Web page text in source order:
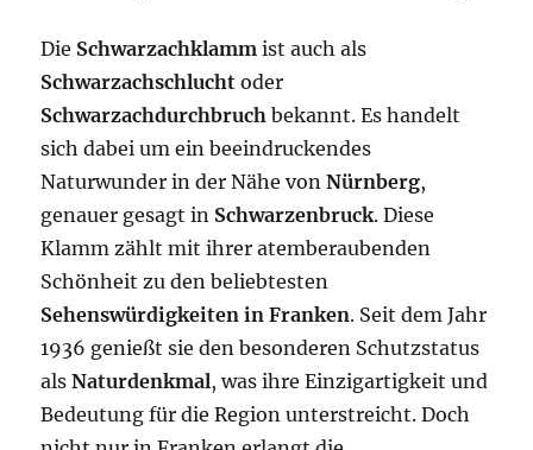
Die Schwarzachklamm ist auch als
Schwarzachschlucht oder
Schwarzachdurchbruch bekannt. Es handelt
sich dabei um ein beeindruckendes
Naturwunder in der Nähe vonNürnberg,
genauer gesagt in Schwarzenbruck. Diese
Klamm zählt mit ihrer atemberaubenden
Schönheit zu den beliebtesten
Sehenswürdigkeiten in Franken. Seit dem Jahr
1936 genießt sie den besonderen Schutzstatus
alsNaturdenkmal, was ihre Einzigartigkeit und
Bedeutung für die Region unterstreicht. Doch